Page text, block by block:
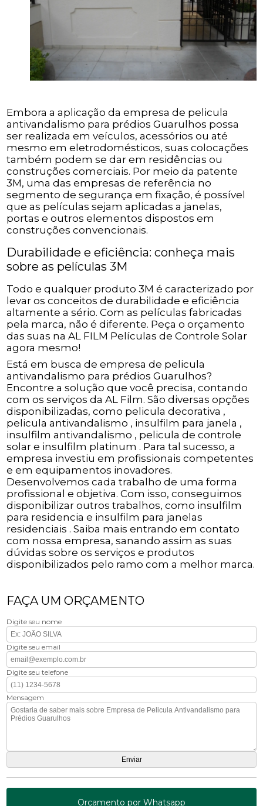
Embora a aplicação da empresa de pelicula
antivandalismo para prédios Guarulhos possa
ser realizada em veículos, acessórios ou até
mesmo em eletrodomésticos, suas colocações
também podem se dar em residências ou
construções comerciais. Por meio da patente
3M, uma das empresas de referência no
segmento de segurança em fixação, é possível
que as películas sejam aplicadas a janelas,
portas e outros elementos dispostos em
construções convencionais.
Durabilidade e eficiência: conheça mais
sobre as películas 3M
Todo e qualquer produto 3M é caracterizado por
levar os conceitos de durabilidade e eficiência
altamente a sério. Com as películas fabricadas
pela marca, não é diferente. Peça o orçamento
das suas na AL FILM Películas de Controle Solar
agora mesmo!
Está em busca de empresa de pelicula
antivandalismo para prédios Guarulhos?
Encontre a solução que você precisa, contando
com os serviços da AL Film. São diversas opções
disponibilizadas, como pelicula decorativa ,
pelicula antivandalismo , insulfilm para janela ,
insulfilm antivandalismo , pelicula de controle
solar e insulfilm platinum . Para tal sucesso, a
empresa investiu em profissionais competentes
e em equipamentos inovadores.
Desenvolvemos cada trabalho de uma forma
profissional e objetiva. Com isso, conseguimos
disponibilizar outros trabalhos, como insulfilm
para residencia e insulfilm para janelas
residenciais . Saiba mais entrando em contato
com nossa empresa, sanando assim as suas
dúvidas sobre os serviços e produtos
disponibilizados pelo ramo com a melhor marca.
FAÇA UM ORÇAMENTO
Digite seu nome
Digite seu email
Digite seu telefone
Mensagem
Orçamento por Whatsapp